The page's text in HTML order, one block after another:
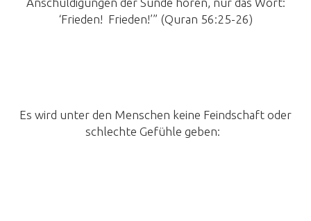
‘Frieden! Frieden!’” (Quran 56:25-26)
Es wird unter den Menschen keine Feindschaft oder
schlechte Gefühle geben: